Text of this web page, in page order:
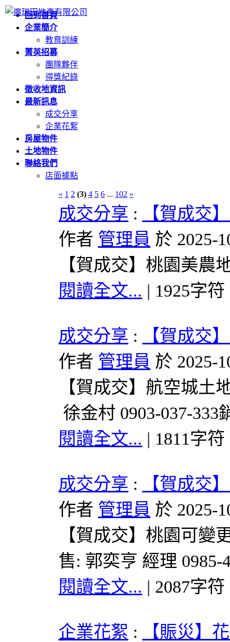
回到首頁
企業簡介
教育訓練
菁英招募
團隊夥伴
得獎紀錄
徵收地資訊
最新訊息
成交分享
企業花絮
房屋物件
土地物件
聯絡我們
店面據點
« 1 2 (3) 4 5 6 ... 102 »
成交分享 :
【賀成交
作者 管理員 於 2025-
【賀成交】桃園美農
閱讀全文... | 1925字
成交分享 :
【賀成交
作者 管理員 於 2025-
【賀成交】航空城
徐金村 0903-037-
閱讀全文... | 1811字
成交分享 :
【賀成交
作者 管理員 於 2025-
【賀成交】桃園可變
售: 郭奕亨 經理 0985-
閱讀全文... | 2087字
企業花絮 :
【賑災】